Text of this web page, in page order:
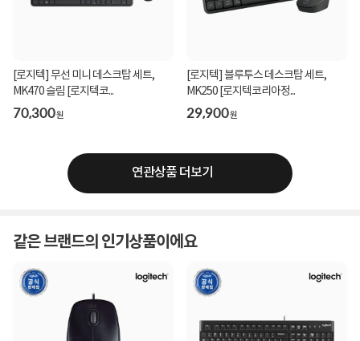
[로지텍] 무선 미니 데스크탑 세트,
MK470 슬림 [로지텍코...
70,300원
[로지텍] 블루투스 데스크탑 세트,
MK250 [로지텍코리아정...
29,900원
연관상품 더보기
같은 브랜드의 인기상품이에요